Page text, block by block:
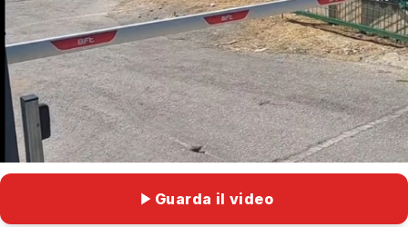
Guarda il video